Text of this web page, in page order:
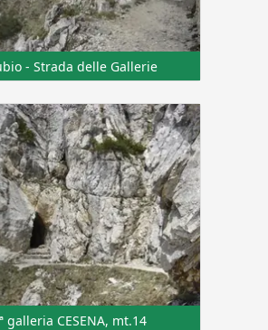
- Strada delle Gallerie
galleria CESENA, mt.14